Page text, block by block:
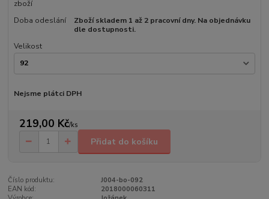
zboží
Doba odeslání
Zboží skladem 1 až 2 pracovní dny. Na objednávku
dle dostupnosti.
Velikost
Nejsme plátci DPH
219,00 Kč/ks
Přidat do košíku
Číslo produktu:
J004-bo-092
EAN kód:
2018000060311